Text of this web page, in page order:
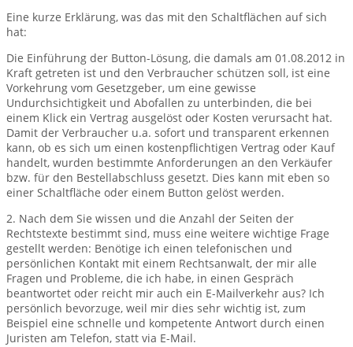
Eine kurze Erklärung, was das mit den Schaltflächen auf sich
hat:
Die Einführung der Button-Lösung, die damals am 01.08.2012 in
Kraft getreten ist und den Verbraucher schützen soll, ist eine
Vorkehrung vom Gesetzgeber, um eine gewisse
Undurchsichtigkeit und Abofallen zu unterbinden, die bei
einem Klick ein Vertrag ausgelöst oder Kosten verursacht hat.
Damit der Verbraucher u.a. sofort und transparent erkennen
kann, ob es sich um einen kostenpflichtigen Vertrag oder Kauf
handelt, wurden bestimmte Anforderungen an den Verkäufer
bzw. für den Bestellabschluss gesetzt. Dies kann mit eben so
einer Schaltfläche oder einem Button gelöst werden.
2. Nach dem Sie wissen und die Anzahl der Seiten der
Rechtstexte bestimmt sind, muss eine weitere wichtige Frage
gestellt werden: Benötige ich einen telefonischen und
persönlichen Kontakt mit einem Rechtsanwalt, der mir alle
Fragen und Probleme, die ich habe, in einen Gespräch
beantwortet oder reicht mir auch ein E-Mailverkehr aus? Ich
persönlich bevorzuge, weil mir dies sehr wichtig ist, zum
Beispiel eine schnelle und kompetente Antwort durch einen
Juristen am Telefon, statt via E-Mail.